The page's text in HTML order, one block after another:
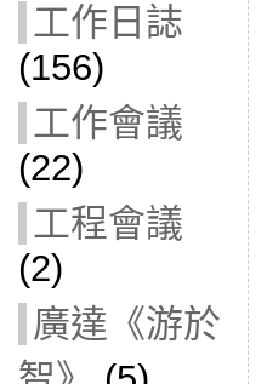
工作日誌
(156)
工作會議
(22)
工程會議
(2)
廣達《游於